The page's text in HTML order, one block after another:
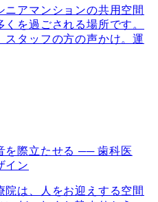
アマンションの共用空間
を過ごされる場所です。
スタッフの方の声かけ。運
を際立たせる ── 歯科医
イン
は、人をお迎えする空間